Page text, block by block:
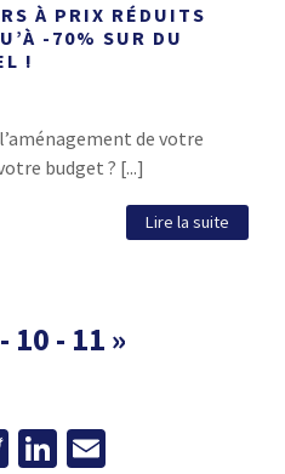
À PRIX RÉDUITS
-70% SUR DU
!
de votre
budget ? [...]
Lire la suite
- 10 - 11 »
TwitterLinkedIn